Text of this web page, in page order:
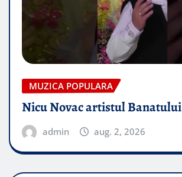
MUZICA POPULARA
Nicu Novac artistul Banatului
admin aug. 2, 2026